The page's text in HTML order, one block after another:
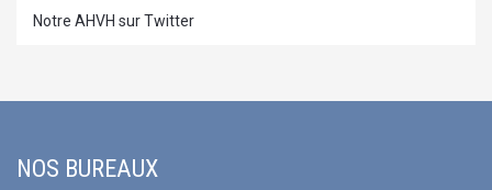
Notre AHVH sur Twitter
NOS BUREAUX